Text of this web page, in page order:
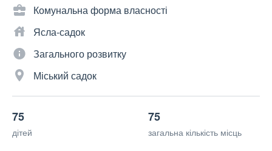
Комунальна форма власності
Ясла-садок
Загального розвитку
Міський садок
75
дітей
75
загальна кількість місць